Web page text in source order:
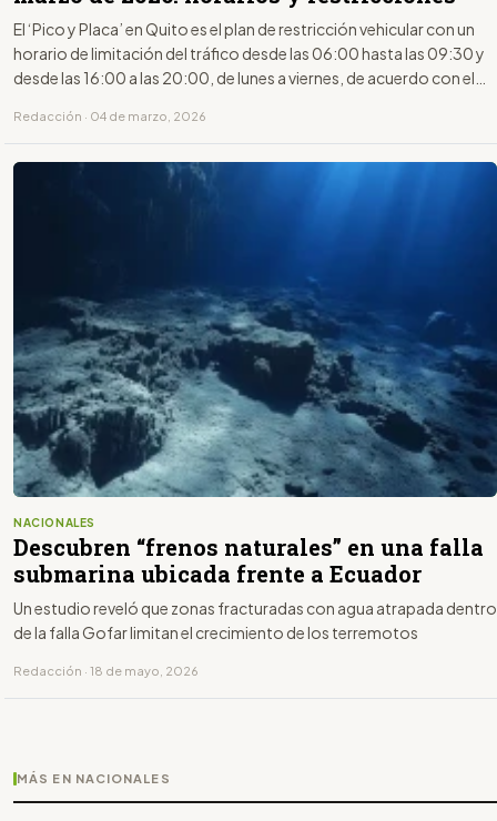
El ‘Pico y Placa’ en Quito es el plan de restricción vehicular con un
horario de limitación del tráfico desde las 06:00 hasta las 09:30 y
desde las 16:00 a las 20:00, de lunes a viernes, de acuerdo con el
Redacción · 04 de marzo, 2026
NACIONALES
Descubren “frenos naturales” en una falla
submarina ubicada frente a Ecuador
Un estudio reveló que zonas fracturadas con agua atrapada dentro
de la falla Gofar limitan el crecimiento de los terremotos
Redacción · 18 de mayo, 2026
MÁS EN NACIONALES